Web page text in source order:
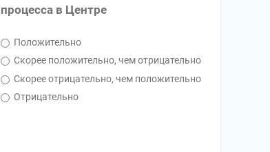
процесса в Центре
Положительно
Скорее положительно, чем отрицательно
Скорее отрицательно, чем положительно
Отрицательно